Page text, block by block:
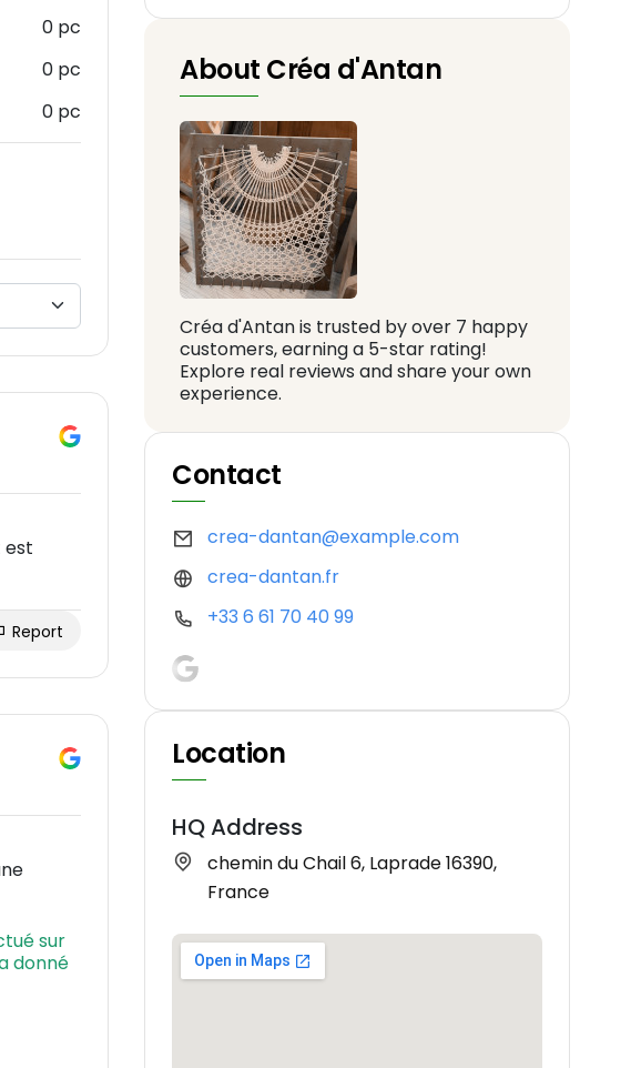
0 pc
0 pc
0 pc
est
Report
About Créa d'Antan
Créa d'Antan is trusted by over 7 happy
customers, earning a 5-star rating!
Explore real reviews and share your own
experience.
Contact
crea-dantan@example.com
crea-dantan.fr
+33 6 61 70 40 99
Location
HQ Address
chemin du Chail 6, Laprade 16390,
France